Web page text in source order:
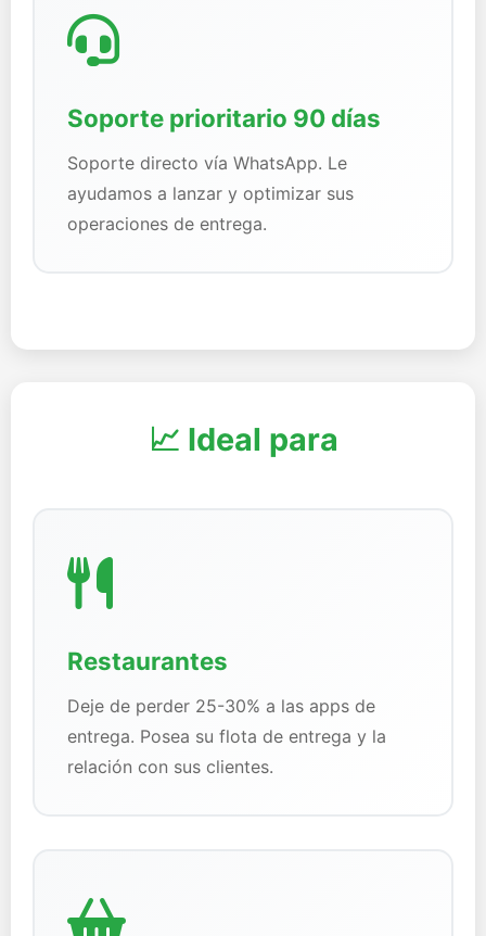
Soporte prioritario 90 días
Soporte directo vía WhatsApp. Le
ayudamos a lanzar y optimizar sus
operaciones de entrega.
📈 Ideal para
Restaurantes
Deje de perder 25-30% a las apps de
entrega. Posea su flota de entrega y la
relación con sus clientes.